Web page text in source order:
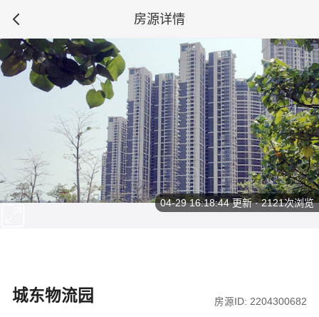
房源详情
城东物流园 房源ID: 2204300682
04-29 16:18:44更新 · 2121次浏览